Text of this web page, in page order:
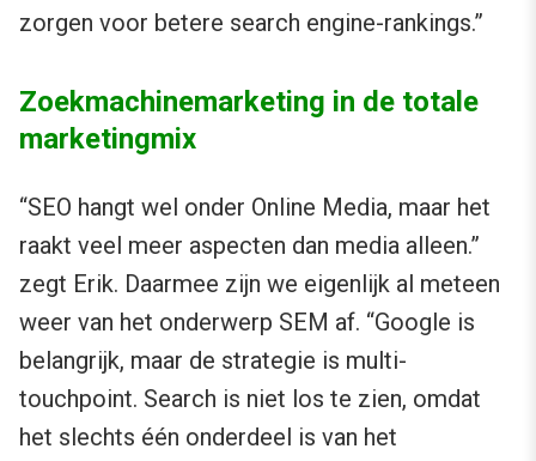
zorgen voor betere search engine-rankings.”
Zoekmachinemarketing in de totale
marketingmix
“SEO hangt wel onder Online Media, maar het
raakt veel meer aspecten dan media alleen.”
zegt Erik. Daarmee zijn we eigenlijk al meteen
weer van het onderwerp SEM af. “Google is
belangrijk, maar de strategie is multi-
touchpoint. Search is niet los te zien, omdat
het slechts één onderdeel is van het